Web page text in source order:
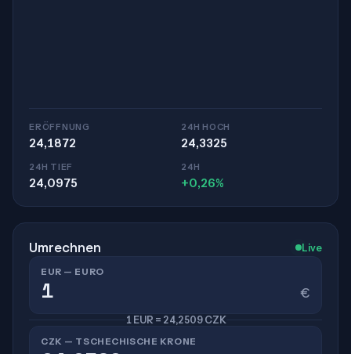
ERÖFFNUNG
24,1872
24H HOCH
24,3325
24H TIEF
24,0975
24H
+0,26%
Umrechnen Live
EUR — EURO
€
1 EUR = 24,2509 CZK
CZK — TSCHECHISCHE KRONE